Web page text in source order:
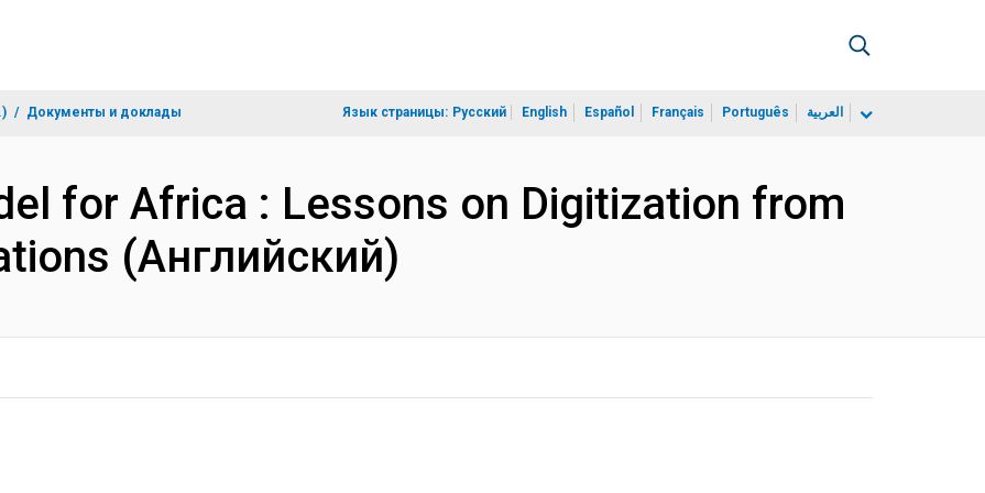
Документы и доклады Язык страницы: Русский English Español Français Português العربية
for Africa : Lessons on Digitization from
(Английский)